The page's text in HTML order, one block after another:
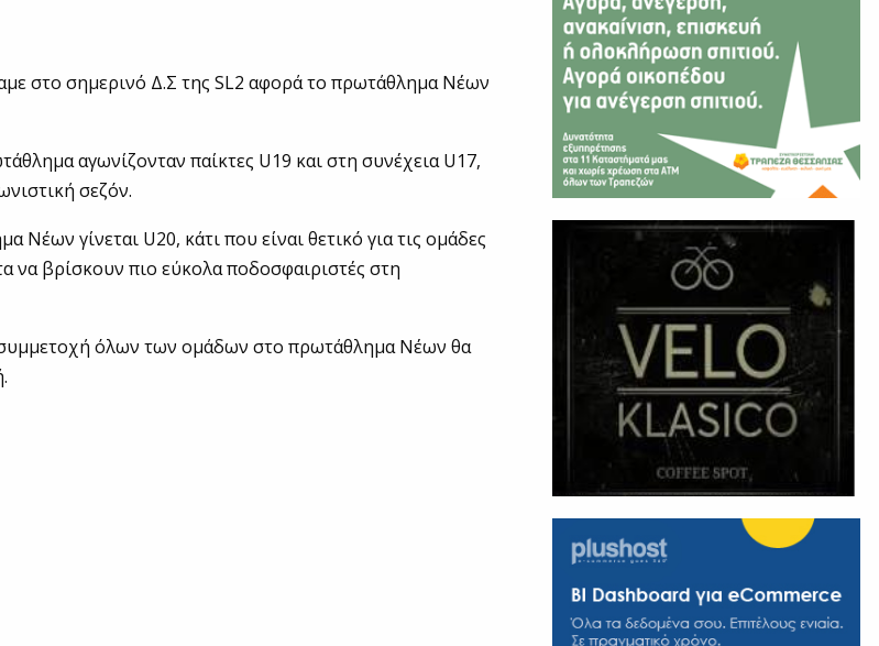
στο σημερινό Δ.Σ της SL2 αφορά το πρωτάθλημα Νέων
αγωνίζονταν παίκτες U19 και στη συνέχεια U17,
σεζόν.
Νέων γίνεται U20, κάτι που είναι θετικό για τις ομάδες
να βρίσκουν πιο εύκολα ποδοσφαιριστές στη
όλων των ομάδων στο πρωτάθλημα Νέων θα